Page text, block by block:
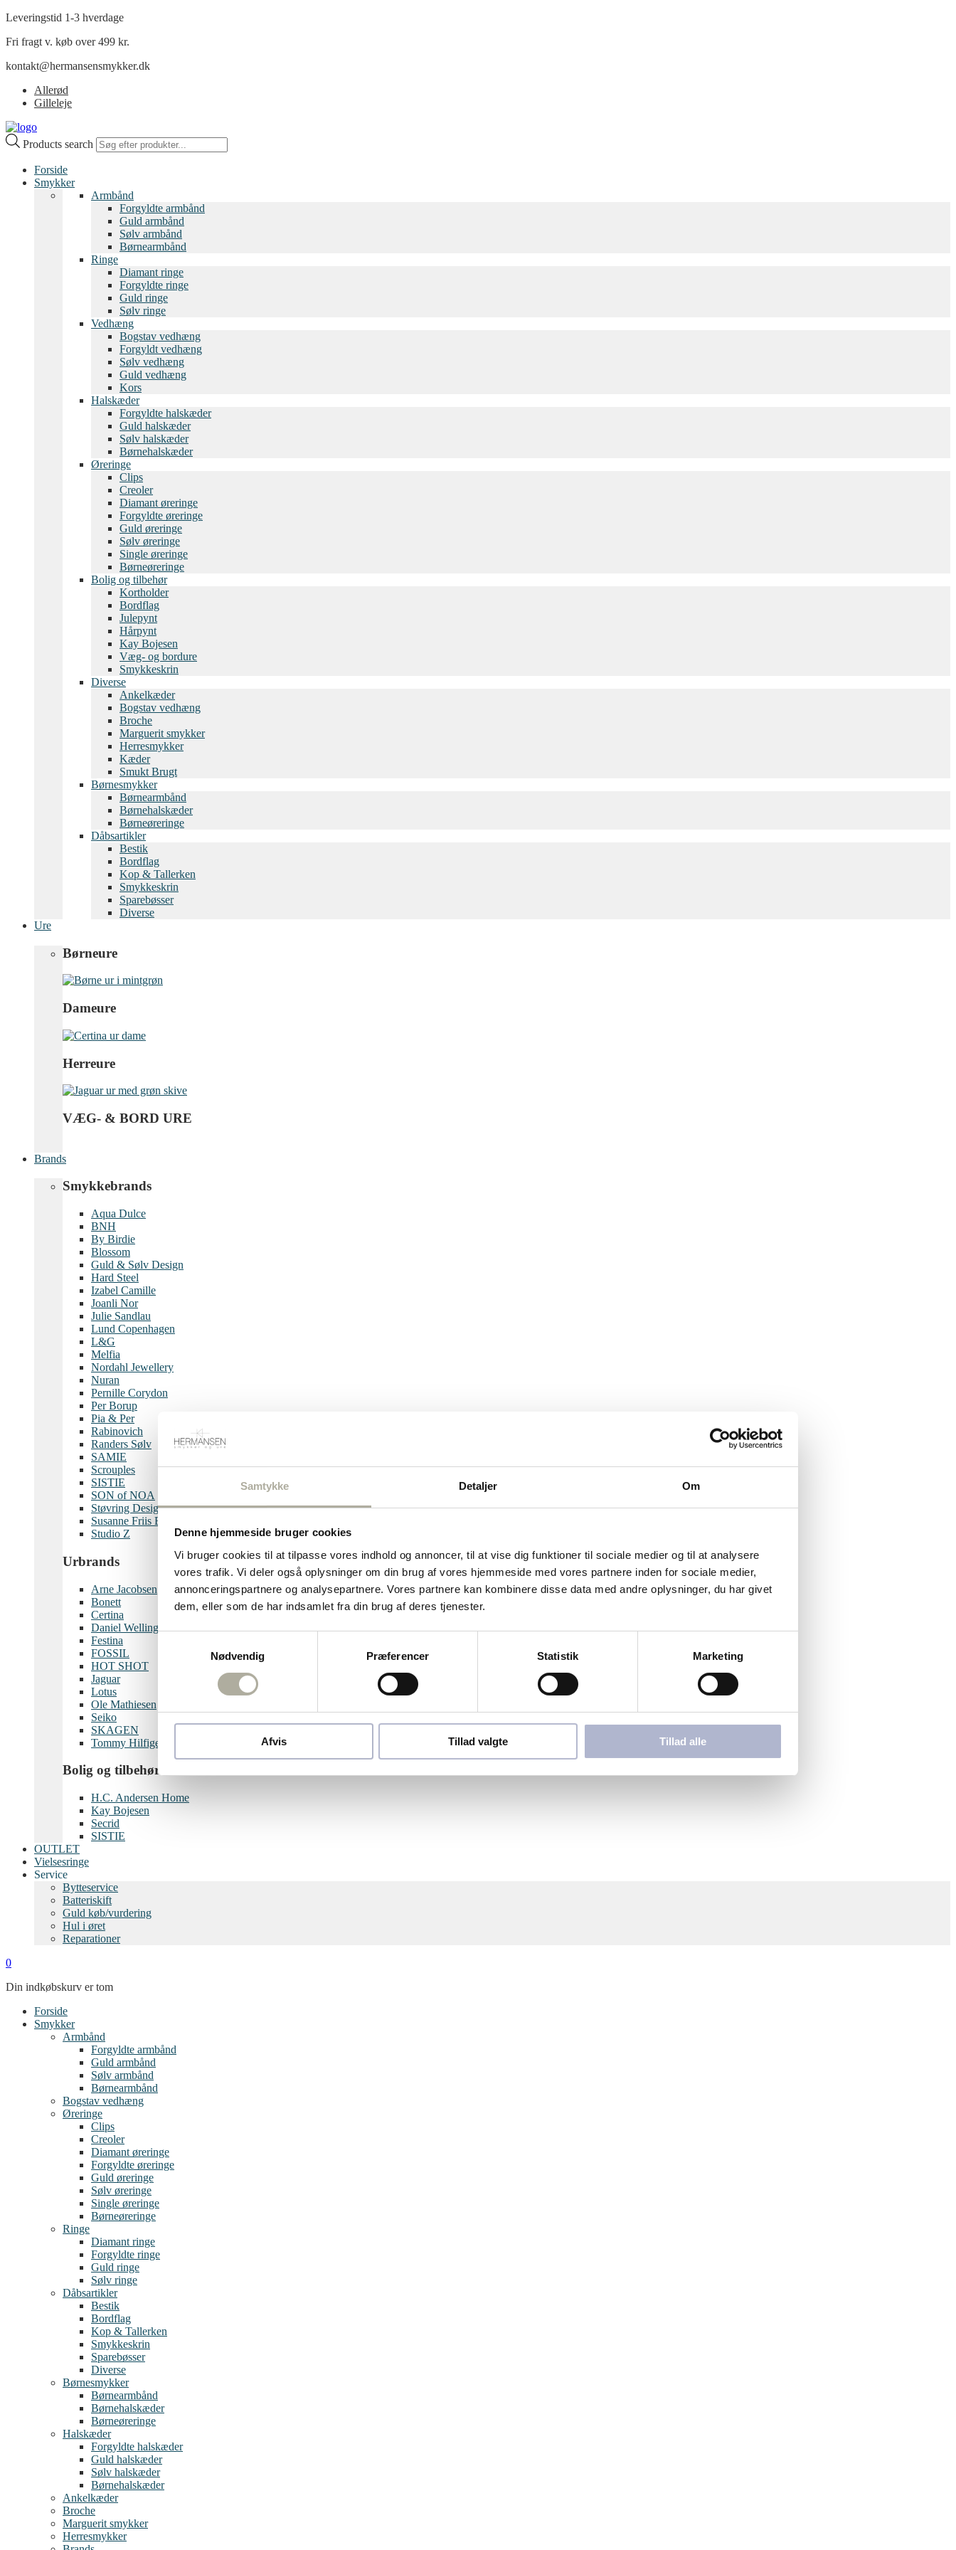
Samtykke Detaljer Om
Denne hjemmeside bruger cookies
Vi bruger cookies til at tilpasse vores indhold og annoncer, til at vise dig funktioner til sociale medier og til at analysere
vores trafik. Vi deler også oplysninger om din brug af vores hjemmeside med vores partnere inden for sociale medier,
annonceringspartnere og analysepartnere. Vores partnere kan kombinere disse data med andre oplysninger, du har givet
dem, eller som de har indsamlet fra din brug af deres tjenester.
Nødvendig
Præferencer Statistik Marketing
Afvis Tillad valgte Tillad alle
Leveringstid 1-3 hverdage
Fri fragt v. køb over 499 kr.
kontakt@hermansensmykker.dk
Allerød
Gilleleje
Products search
Forside
Smykker
Armbånd
Forgyldte armbånd
Guld armbånd
Sølv armbånd
Børnearmbånd
Ringe
Diamant ringe
Forgyldte ringe
Guld ringe
Sølv ringe
Vedhæng
Bogstav vedhæng
Forgyldt vedhæng
Sølv vedhæng
Guld vedhæng
Kors
Halskæder
Forgyldte halskæder
Guld halskæder
Sølv halskæder
Børnehalskæder
Øreringe
Clips
Creoler
Diamant øreringe
Forgyldte øreringe
Guld øreringe
Sølv øreringe
Single øreringe
Børneøreringe
Bolig og tilbehør
Kortholder
Bordflag
Julepynt
Hårpynt
Kay Bojesen
Væg- og bordure
Smykkeskrin
Diverse
Ankelkæder
Bogstav vedhæng
Broche
Marguerit smykker
Herresmykker
Kæder
Smukt Brugt
Børnesmykker
Børnearmbånd
Børnehalskæder
Børneøreringe
Dåbsartikler
Bestik
Bordflag
Kop & Tallerken
Smykkeskrin
Sparebøsser
Diverse
Ure
Børneure
Dameure
Herreure
VÆG- & BORD URE
Brands
Smykkebrands
Aqua Dulce
BNH
By Birdie
Blossom
Guld & Sølv Design
Hard Steel
Izabel Camille
Joanli Nor
Julie Sandlau
Lund Copenhagen
L&G
Melfia
Nordahl Jewellery
Nuran
Pernille Corydon
Per Borup
Pia & Per
Rabinovich
Randers Sølv
SAMIE
Scrouples
SISTIE
SON of NOA
Støvring Design
Susanne Friis Bjørner
Studio Z
Urbrands
Arne Jacobsen
Bonett
Certina
Daniel Wellington
Festina
FOSSIL
HOT SHOT
Jaguar
Lotus
Ole Mathiesen
Seiko
SKAGEN
Tommy Hilfiger
Bolig og tilbehør
H.C. Andersen Home
Kay Bojesen
Secrid
SISTIE
OUTLET
Vielsesringe
Service
Bytteservice
Batteriskift
Guld køb/vurdering
Hul i øret
Reparationer
0
Din indkøbskurv er tom
Forside
Smykker
Armbånd
Forgyldte armbånd
Guld armbånd
Sølv armbånd
Børnearmbånd
Bogstav vedhæng
Øreringe
Clips
Creoler
Diamant øreringe
Forgyldte øreringe
Guld øreringe
Sølv øreringe
Single øreringe
Børneøreringe
Ringe
Diamant ringe
Forgyldte ringe
Guld ringe
Sølv ringe
Dåbsartikler
Bestik
Bordflag
Kop & Tallerken
Smykkeskrin
Sparebøsser
Diverse
Børnesmykker
Børnearmbånd
Børnehalskæder
Børneøreringe
Halskæder
Forgyldte halskæder
Guld halskæder
Sølv halskæder
Børnehalskæder
Ankelkæder
Broche
Marguerit smykker
Herresmykker